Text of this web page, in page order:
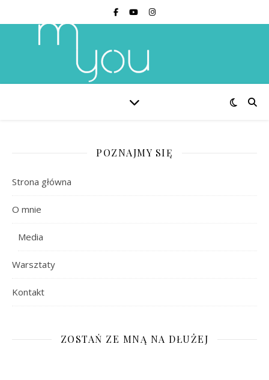
POZNAJMY SIĘ
Strona główna
O mnie
Media
Warsztaty
Kontakt
ZOSTAŃ ZE MNĄ NA DŁUŻEJ